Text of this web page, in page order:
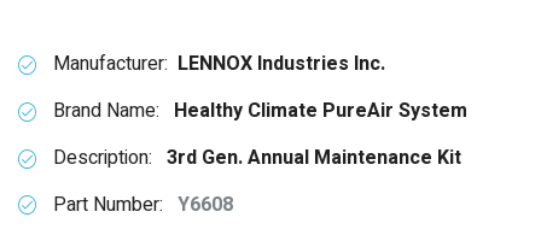
Manufacturer: LENNOX Industries Inc.
Brand Name: Healthy Climate PureAir System
Description: 3rd Gen. Annual Maintenance Kit
Part Number: Y6608